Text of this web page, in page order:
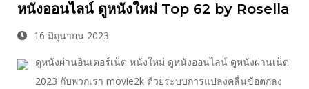
หนังออนไลน์ ดูหนังใหม่ Top 62 by Rosella
16 มิถุนายน 2023
ดูหนังผ่านอินเตอร์เน็ต หนังใหม่ ดูหนังออนไลน์ ดูหนังผ่านเน็ต
2023 กับพวกเรา movie2k ด้วยระบบการแปลงคลื่นข้อตกลง